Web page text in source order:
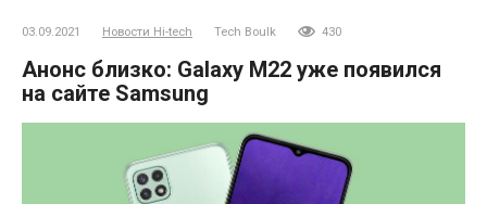
03.09.2021 Новости Hi-tech Tech Boulk 430
Анонс близко: Galaxy M22 уже появился
на сайте Samsung